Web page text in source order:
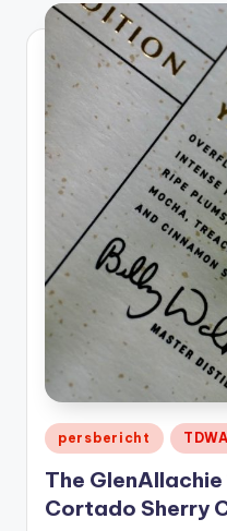
t
or
-
Geplaatst
in
persbericht
The GlenAllachie
Cortado Sherry